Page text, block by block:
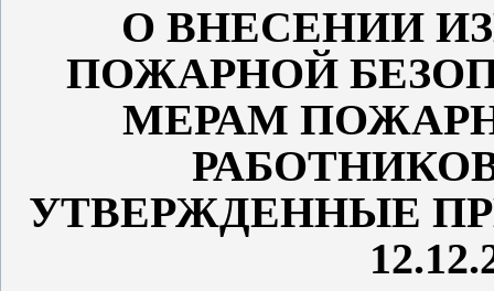
О ВНЕСЕНИИ
ПОЖАРНОЙ
МЕРАМ
УТВЕРЖДЕННЫЕ